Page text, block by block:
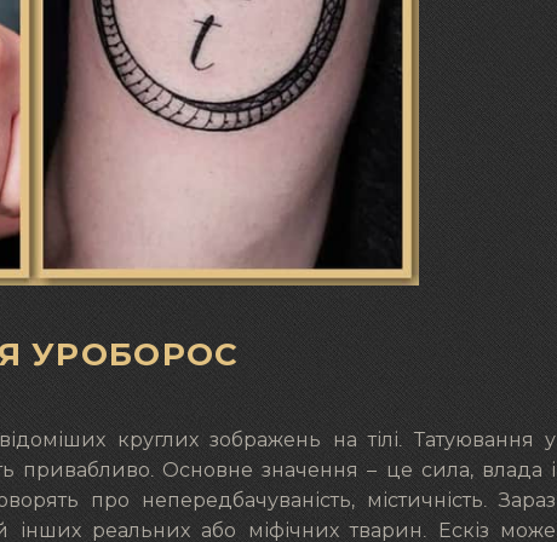
УРОБОРОС
круглих зображень на тілі. Татуювання у
привабливо. Основне значення – це сила, влада і
про непередбачуваність, містичність. Зараз
реальних або міфічних тварин. Ескіз може